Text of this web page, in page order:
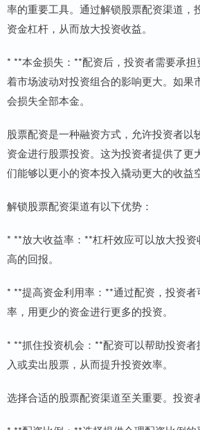
率的重要工具。通过解锁股票配资渠道，
资金杠杆，从而放大投资收益。
* **本金损失：**配资后，投资者需要承
着市场波动对投资组合的影响更大。如果
会损失全部本金。
股票配资是一种融资方式，允许投资者以
资金进行股票投资。这为投资者提供了更
们能够以更小的资本投入撬动更大的收益
解锁股票配资渠道有以下优势：
* **放大收益率：**杠杆效应可以放大投
高的回报。
* **提高资金利用率：**通过配资，投资
率，用更少的资金进行更多的投资。
* **抓住投资机会：**配资可以帮助投资
入或卖出股票，从而提升投资效率。
选择合适的股票配资渠道至关重要。投资